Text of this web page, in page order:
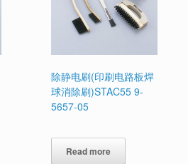
除静电刷(印刷电路板焊
球消除刷)STAC55 9-
5657-05
Read more